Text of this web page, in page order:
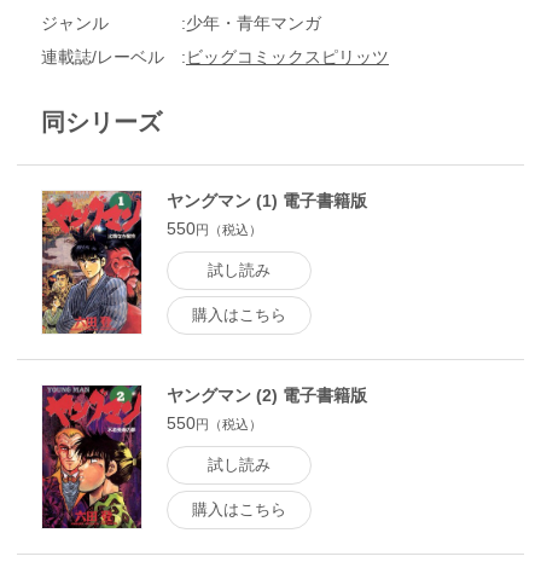
ジャンル
少年・青年マンガ
連載誌/レーベル
ビッグコミックスピリッツ
同シリーズ
ヤングマン (1) 電子書籍版
550円（税込）
試し読み
購入はこちら
ヤングマン (2) 電子書籍版
550円（税込）
試し読み
購入はこちら